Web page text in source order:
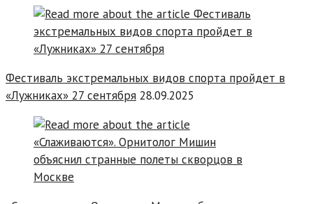
Фестиваль экстремальных видов спорта пройдет в
«Лужниках» 27 сентября 28.09.2025